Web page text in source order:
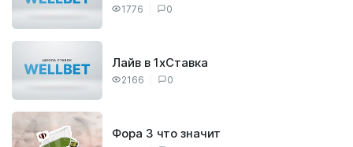
1776 0
2166 0
Лайв в 1хСтавка
Фора 3 что значит